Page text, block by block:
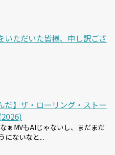
いただいた皆様、申し訳ござ
だ】ザ・ローリング・ストー
ぁMVもAIじゃないし、まだまだ
にないなと...